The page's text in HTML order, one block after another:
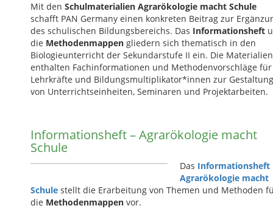
Mit den Schulmaterialien Agrarökologie macht Schule
schafft PAN Germany einen konkreten Beitrag zur
des schulischen Bildungsbereichs. Das Informationsheft
die Methodenmappen gliedern sich thematisch in den
Biologieunterricht der Sekundarstufe II ein. Die Materialien
enthalten Fachinformationen und Methodenvorschläge für
Lehrkräfte und Bildungsmultiplikator*innen zur Gestaltung
von Unterrichtseinheiten, Seminaren und Projektarbeiten.
Informationsheft – Agrarökologie macht
Schule
Das Informationsheft
Agrarökologie macht
Schule stellt die Erarbeitung von Themen und Methoden
die Methodenmappen vor.